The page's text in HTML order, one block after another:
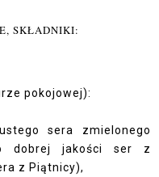
SKŁADNIKI:
pokojowej):
sera zmielonego
dobrej jakości ser z
z Piątnicy),